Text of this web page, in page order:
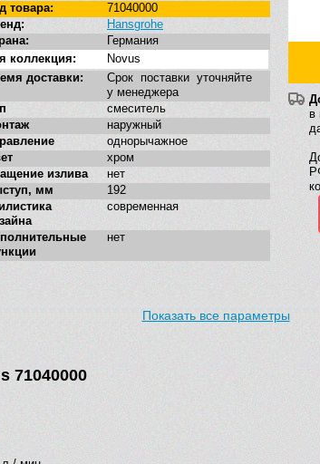
в
товара:
71040000
Hansgrohe
Германия
коллекция:
Novus
доставки:
Срок поставки уточняйте
у менеджера
смеситель
наружный
однорычажное
хром
излива
нет
мм
192
современная
нет
Показать все параметры
71040000